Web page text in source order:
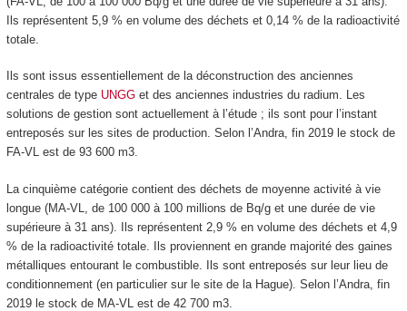
Ils représentent 5,9 % en volume des déchets et 0,14 % de la radioactivité
totale.
Ils sont issus essentiellement de la déconstruction des anciennes
centrales de type UNGGet des anciennes industries du radium. Les
solutions de gestion sont actuellement à l’étude ; ils sont pour l’instant
entreposés sur les sites de production. Selon l’Andra, fin 2019 le stock de
FA-VL est de 93 600 m3.
La cinquième catégorie contient des déchets de moyenne activité à vie
longue (MA-VL, de 100 000 à 100 millions de Bq/g et une durée de vie
supérieure à 31 ans). Ils représentent 2,9 % en volume des déchets et 4,9
% de la radioactivité totale. Ils proviennent en grande majorité des gaines
métalliques entourant le combustible. Ils sont entreposés sur leur lieu de
conditionnement (en particulier sur le site de la Hague). Selon l’Andra, fin
2019 le stock de MA-VL est de 42 700 m3.